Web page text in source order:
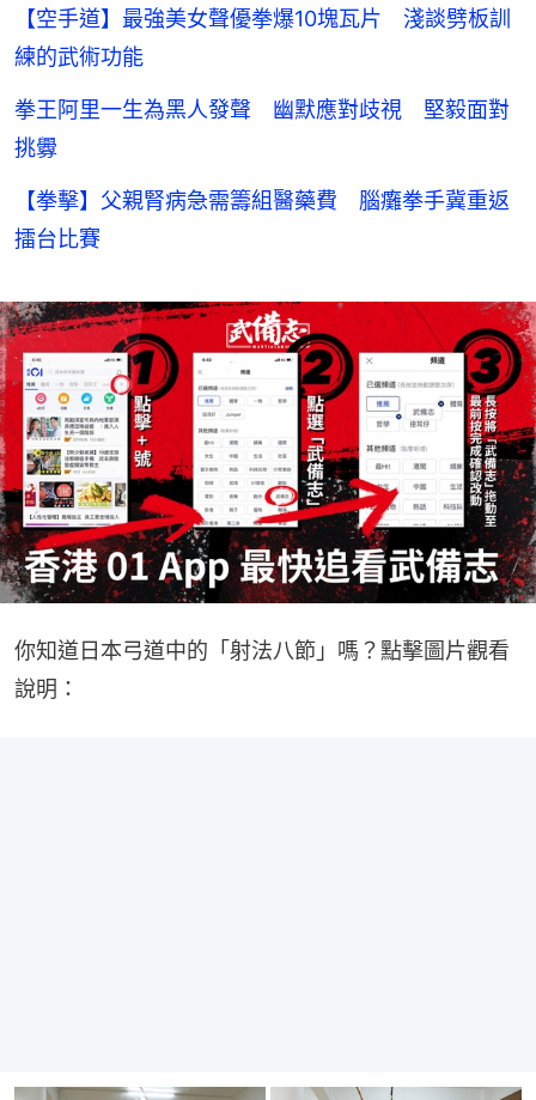
【空手道】最強美女聲優拳爆10塊瓦片 淺談劈板訓
練的武術功能
拳王阿里一生為黑人發聲 幽默應對歧視 堅毅面對
挑釁
【拳擊】父親腎病急需籌組醫藥費 腦癱拳手冀重返
擂台比賽
你知道日本弓道中的「射法八節」嗎？點擊圖片觀看
說明：